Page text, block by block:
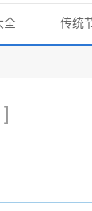
全 传统